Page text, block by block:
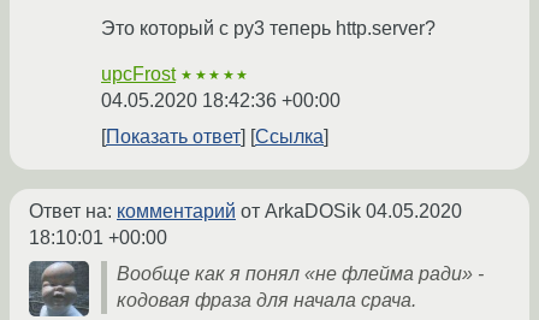
Это который с py3 теперь http.server?
upcFrost ★★★★★
04.05.2020 18:42:36 +00:00
Показать ответ
Ссылка
Ответ на: комментарий от ArkaDOSik 04.05.2020
18:10:01 +00:00
Вообще как я понял «не флейма ради» -
кодовая фраза для начала срача.